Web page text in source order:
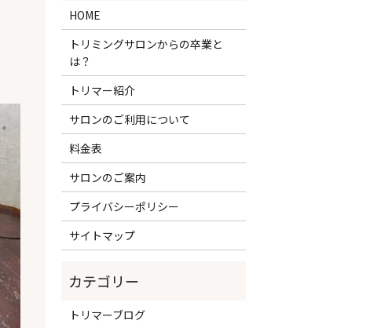
HOME
トリミングサロンからの卒業と
は？
トリマー紹介
サロンのご利用について
料金表
サロンのご案内
プライバシーポリシー
サイトマップ
トリマーブログ